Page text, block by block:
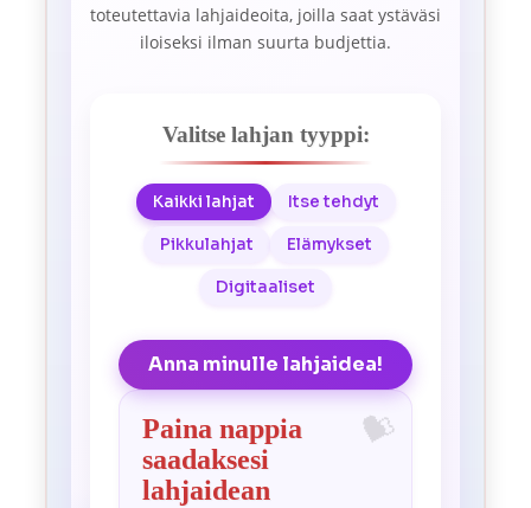
toteutettavia lahjaideoita, joilla saat ystäväsi
iloiseksi ilman suurta budjettia.
Valitse lahjan tyyppi:
Kaikki lahjat Itse tehdyt
Pikkulahjat Elämykset
Digitaaliset
Anna minulle lahjaidea!
Paina nappia
saadaksesi
lahjaidean